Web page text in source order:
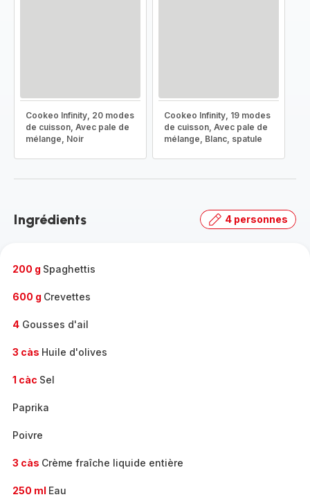
Cookeo Infinity, 20 modes
de cuisson, Avec pale de
mélange, Noir
Cookeo Infinity, 19 modes
de cuisson, Avec pale de
mélange, Blanc, spatule
Ingrédients 4 personnes
200 g Spaghettis
600 g Crevettes
4 Gousses d'ail
3 càs Huile d'olives
1 càc Sel
Paprika
Poivre
3 càs Crème fraîche liquide entière
250 ml Eau